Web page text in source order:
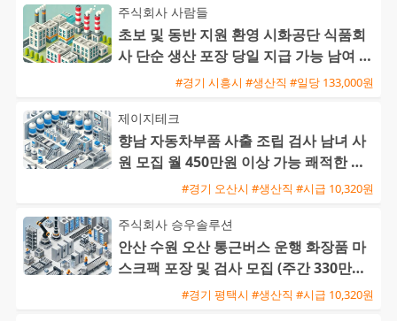
주식회사 사람들
초보 및 동반 지원 환영 시화공단 식품회
사 단순 생산 포장 당일 지급 가능 남여 사
#경기 시흥시 #생산직 #일당 133,000원
제이지테크
향남 자동차부품 사출 조립 검사 남녀 사
원 모집 월 450만원 이상 가능 쾌적한 환
경 기숙사 제공#경기 오산시 #생산직 #시급 10,320원
주식회사 승우솔루션
안산 수원 오산 통근버스 운행 화장품 마
스크팩 포장 및 검사 모집 (주간 330만원 /
야간 390만원)#경기 평택시 #생산직 #시급 10,320원